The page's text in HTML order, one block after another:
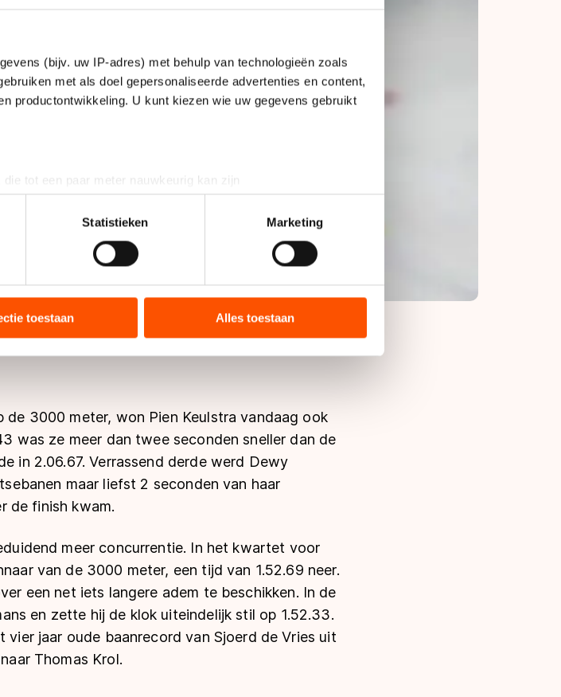
(bijv. uw IP-adres) met behulp van technologieën zoals
met als doel gepersonaliseerde advertenties en content,
productontwikkeling. U kunt kiezen wie uw gegevens gebruikt
tot een paar meter nauwkeurig kan zijn
specifieke eigenschappen (fingerprinting)
en stel uw voorkeuren in het
detailgedeeltein. U kunt uw
site met onze partners voor social media, advertenties en
die u aan hen heeft verstrekt of die zij hebben verzameld via
aan landen buiten de EU, zoals de VS, waar mogelijk geen
op ‘Toestaan’ te klikken, stemt u in met deze overdracht.
Statistieken Marketing
toestaan Alles toestaan
3000 meter, won Pien Keulstra vandaag ook
was ze meer dan twee seconden sneller dan de
in 2.06.67. Verrassend derde werd Dewy
maar liefst 2 seconden van haar
de finish kwam.
meer concurrentie. In het kwartet voor
van de 3000 meter, een tijd van 1.52.69 neer.
een net iets langere adem te beschikken. In de
en zette hij de klok uiteindelijk stil op 1.52.33.
vier jaar oude baanrecord van Sjoerd de Vries uit
Thomas Krol.